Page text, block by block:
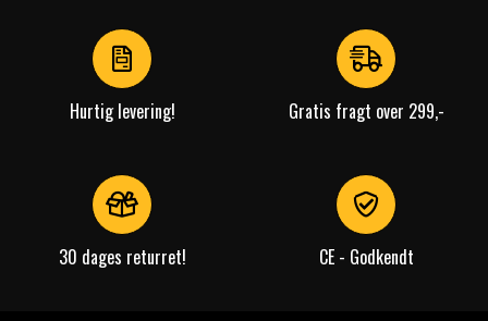
Hurtig levering! Gratis fragt over 299,-
30 dages returret! CE - Godkendt